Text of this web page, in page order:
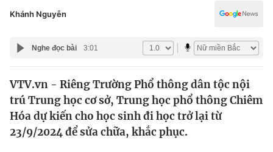
Pháp luật
Y tế
Thế giới
Tin tức
Thế giới đó đây
Kinh tế
Công nghệ
Khánh Nguyễn
Nghe đọc bài 3:01
VTV.vn - Riêng Trường Phổ thông dân tộc nội
trú Trung học cơ sở, Trung học phổ thông Chiêm
Hóa dự kiến cho học sinh đi học trở lại từ
23/9/2024 để sửa chữa, khắc phục.